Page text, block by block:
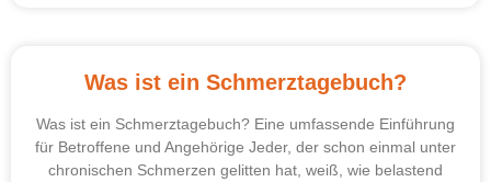
Was ist ein Schmerztagebuch?
Was ist ein Schmerztagebuch? Eine umfassende Einführung
für Betroffene und Angehörige Jeder, der schon einmal unter
chronischen Schmerzen gelitten hat, weiß, wie belastend